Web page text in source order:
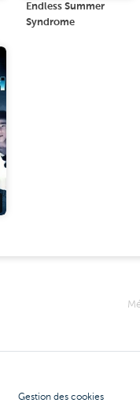
Endless Summer
Syndrome
Gestion des cookies